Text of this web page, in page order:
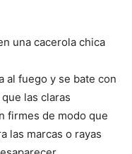
una cacerola chica
al fuego y se bate con
las claras
firmes de modo que
las marcas o rayas